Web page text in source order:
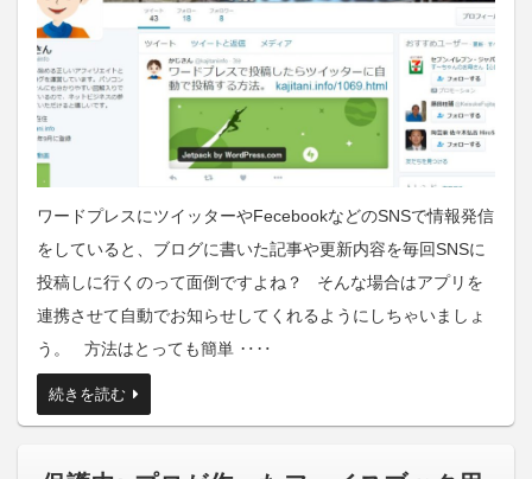
ワードプレスにツイッターやFecebookなどのSNSで情報発信
をしていると、ブログに書いた記事や更新内容を毎回SNSに
投稿しに行くのって面倒ですよね？ そんな場合はアプリを
連携させて自動でお知らせしてくれるようにしちゃいましょ
う。 方法はとっても簡単 ‥‥
続きを読む